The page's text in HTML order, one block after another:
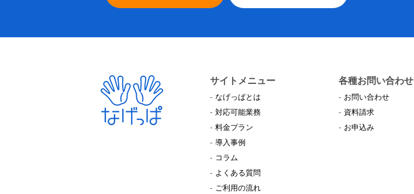
サイトメニュー
なげっぱとは
対応可能業務
料金プラン
導入事例
コラム
よくある質問
ご利用の流れ
各種お問い合わせ
お問い合わせ
資料請求
お申込み